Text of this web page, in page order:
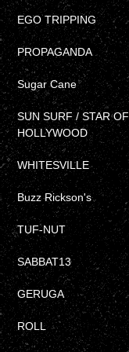
EGO TRIPPING
PROPAGANDA
Sugar Cane
SUN SURF / STAR OF
HOLLYWOOD
WHITESVILLE
Buzz Rickson's
TUF-NUT
SABBAT13
GERUGA
ROLL